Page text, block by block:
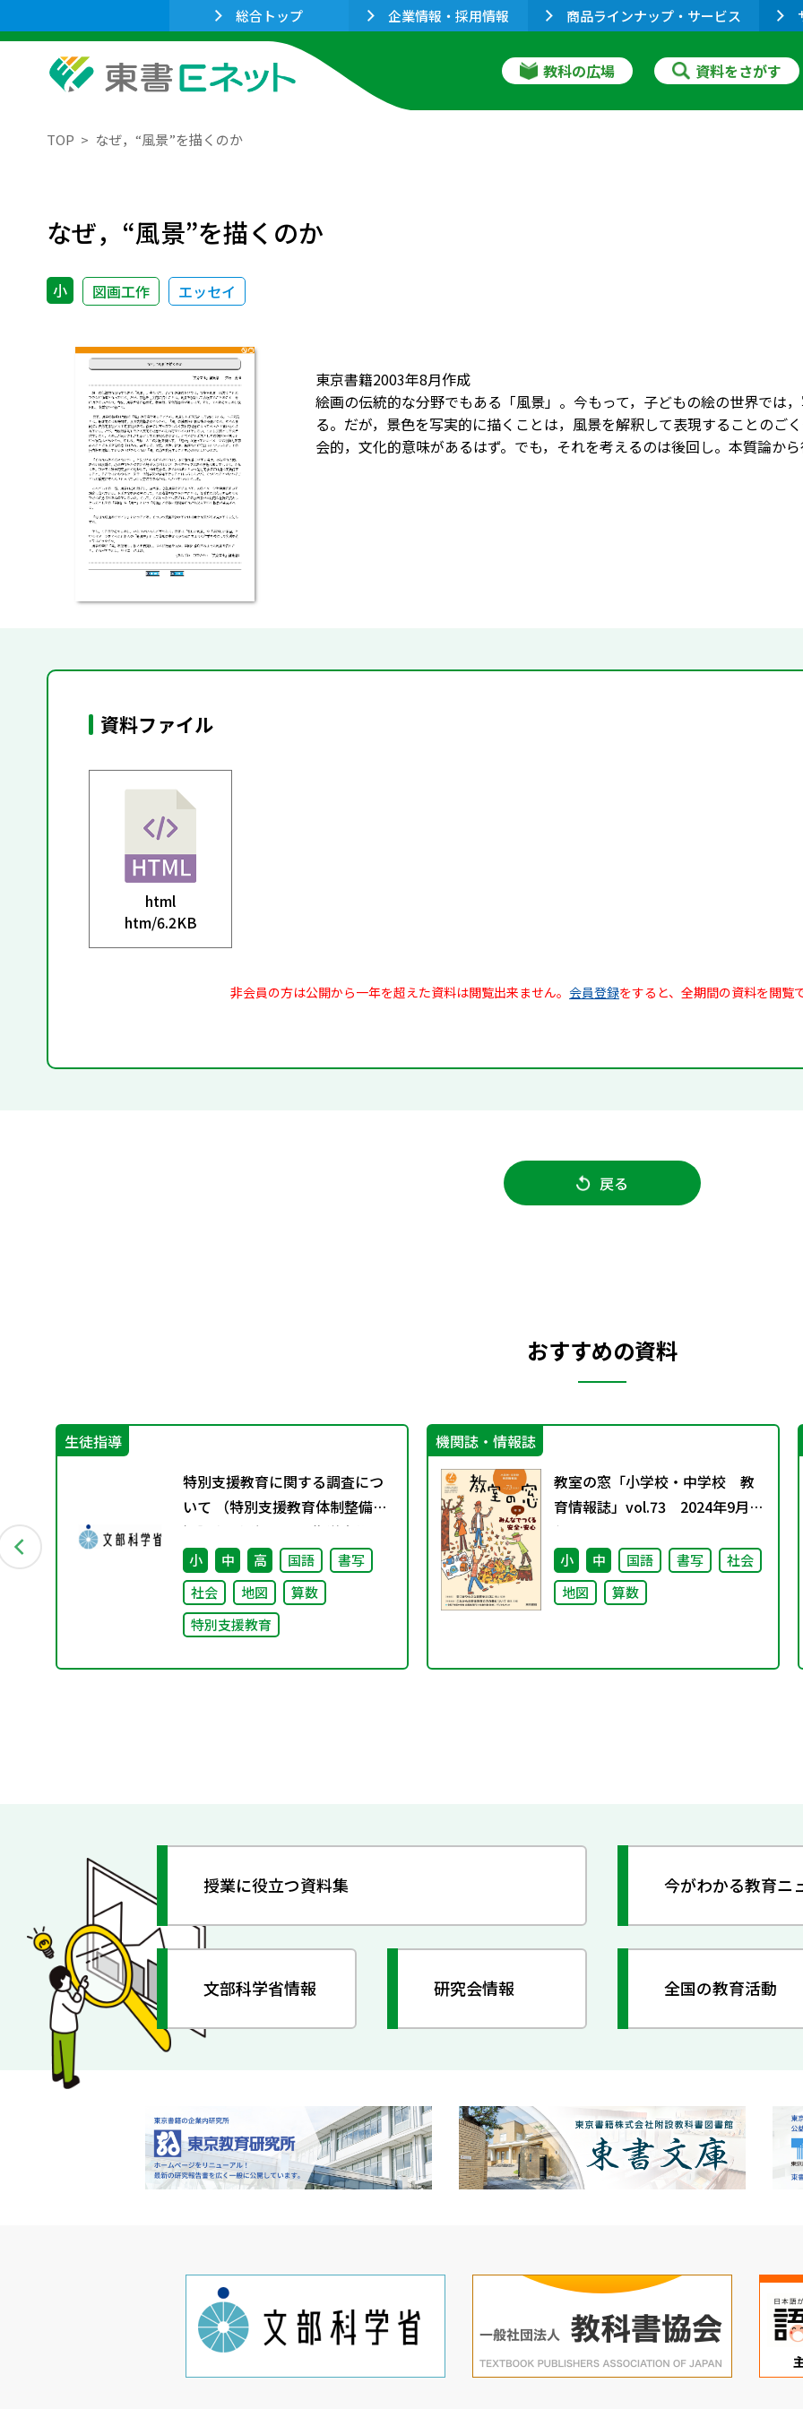
総合トップ 企業情報・採用情報 商品ラインナップ・サービス
教科の広場 資料をさがす
TOP なぜ，“風景”を描くのか
なぜ，“風景”を描くのか
小 図画工作 エッセイ
東京書籍2003年8月作成
絵画の伝統的な分野でもある「風景」。今もって，子どもの絵の世界では
る。だが，景色を写実的に描くことは，風景を解釈して表現することのご
会的，文化的意味があるはず。でも，それを考えるのは後回し。本質論から
資料ファイル
html
htm/6.2KB
非会員の方は公開から一年を超えた資料は閲覧出来ません。 会員登録をすると、全期間の資料を閲覧
戻る
おすすめの資料
生徒指導
特別支援教育に関する調査につ
いて （特別支援教育体制整備状
況調査、通級による指導実施状
況調査）
小 中 高 国語
書写
社会
地図
算数
特別支援教育
機関誌・情報誌
教室の窓「小学校・中学校 教
育情報誌」vol.73 2024年9月発
行
小 中 国語 書写
社会
地図
算数
授業に役立つ資料集 今がわかる教育ニ
文部科学省情報 研究会情報 全国の教育活動